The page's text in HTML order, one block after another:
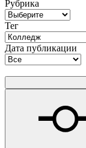
Рубрика
Тег
Дата публикации